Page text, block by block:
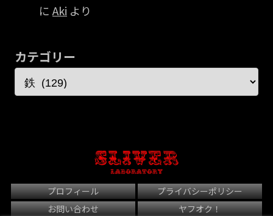
に Aki より
カテゴリー
プロフィール
プライバシーポリシー
お問い合わせ
ヤフオク！